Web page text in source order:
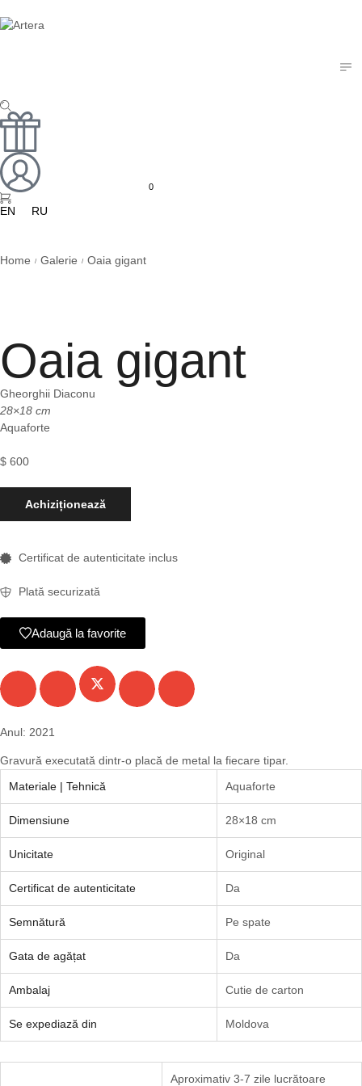
0
EN RU
Home / Galerie / Oaia gigant
Oaia gigant
Gheorghii Diaconu
28×18 cm
Aquaforte
$ 600
Achiziționează
Certificat de autenticitate inclus
Plată securizată
Adaugă la favorite
Anul: 2021
Gravură executată dintr-o placă de metal la fiecare tipar.
Materiale | Tehnică
Aquaforte
Dimensiune 28×18 cm
Unicitate Original
Certificat de autenticitate Da
Semnătură Pe spate
Gata de agățat Da
Ambalaj Cutie de carton
Se expediază din Moldova
Aproximativ 3-7 zile lucrătoare